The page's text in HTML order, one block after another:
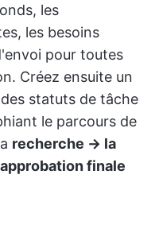
les
les besoins
pour toutes
Créez ensuite un
statuts de tâche
le parcours de
recherche → la
finale